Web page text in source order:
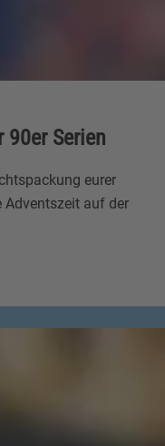
Serien
eurer
Adventszeit auf der